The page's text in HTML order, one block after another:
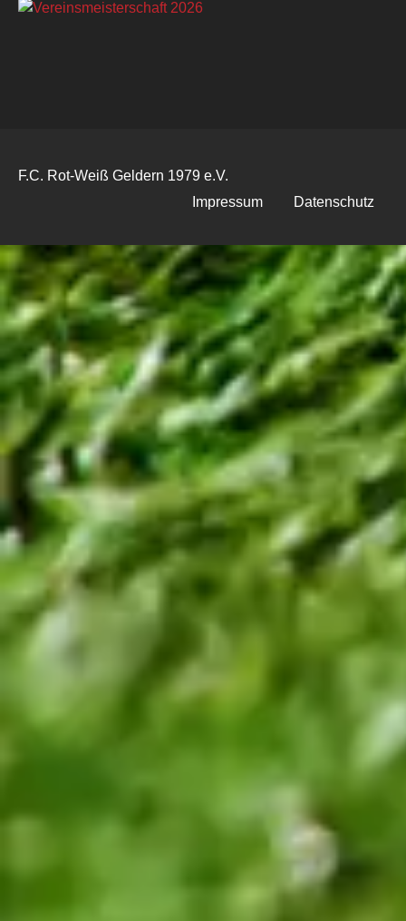
F.C. Rot-Weiß Geldern 1979 e.V.
Impressum
Datenschutz